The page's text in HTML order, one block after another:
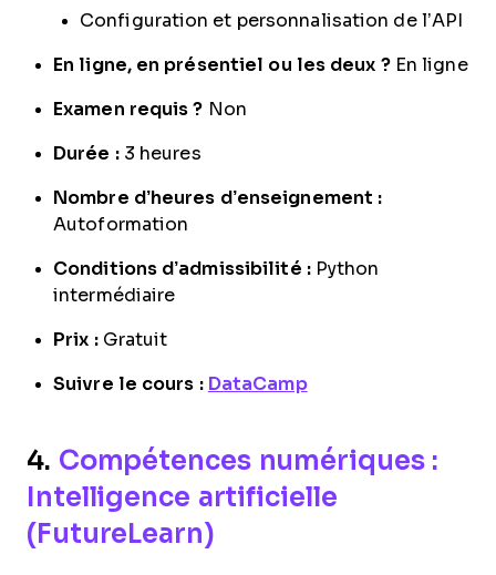
Configuration et personnalisation de l’API
En ligne, en présentiel ou les deux ?En ligne
Examen requis ? Non
Durée :3 heures
Nombre d’heures d’enseignement :
Autoformation
Conditions d’admissibilité :Python
intermédiaire
Prix :Gratuit
Suivre le cours : DataCamp
4. Compétences numériques :
Intelligence artificielle
(FutureLearn)